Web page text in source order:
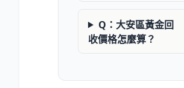
Q：大安區黃金回
收價格怎麼算？